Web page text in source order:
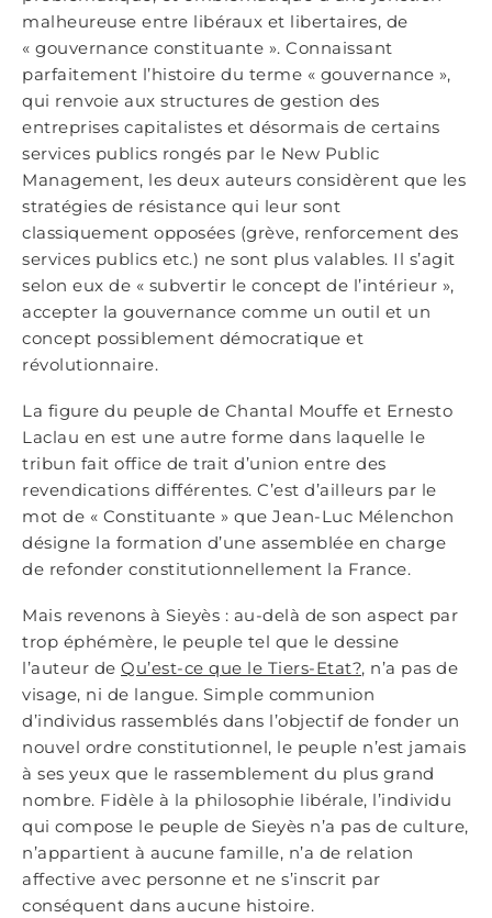
malheureuse entre libéraux et libertaires, de
« gouvernance constituante ». Connaissant
parfaitement l’histoire du terme « gouvernance »,
qui renvoie aux structures de gestion des
entreprises capitalistes et désormais de certains
services publics rongés par le New Public
Management, les deux auteurs considèrent que les
stratégies de résistance qui leur sont
classiquement opposées (grève, renforcement des
services publics etc.) ne sont plus valables. Il s’agit
selon eux de « subvertir le concept de l’intérieur »,
accepter la gouvernance comme un outil et un
concept possiblement démocratique et
révolutionnaire.
La figure du peuple de Chantal Mouffe et Ernesto
Laclau en est une autre forme dans laquelle le
tribun fait office de trait d’union entre des
revendications différentes. C’est d’ailleurs par le
mot de « Constituante » que Jean-Luc Mélenchon
désigne la formation d’une assemblée en charge
de refonder constitutionnellement la France.
Mais revenons à Sieyès : au-delà de son aspect par
trop éphémère, le peuple tel que le dessine
l’auteur de Qu’est-ce que le Tiers-Etat?, n’a pas de
visage, ni de langue. Simple communion
d’individus rassemblés dans l’objectif de fonder un
nouvel ordre constitutionnel, le peuple n’est jamais
à ses yeux que le rassemblement du plus grand
nombre. Fidèle à la philosophie libérale, l’individu
qui compose le peuple de Sieyès n’a pas de culture,
n’appartient à aucune famille, n’a de relation
affective avec personne et ne s’inscrit par
conséquent dans aucune histoire.